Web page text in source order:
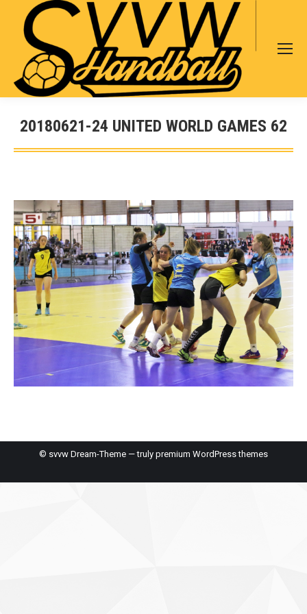
Search:
20180621-24 UNITED WORLD GAMES 62
Sie befinden sich hier:
© svvw Dream-Theme — truly premium WordPress themes